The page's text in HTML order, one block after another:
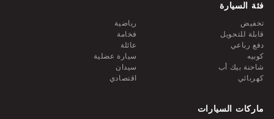
فئة السيارة
تخفيض
رياضية
قابلة للتحويل
فخامة
دفع رباعي
عائلة
كوبيه
سيارة عضلية
شاحنة بيك أب
سيدان
كهربائي
اقتصادي
ماركات السيارات